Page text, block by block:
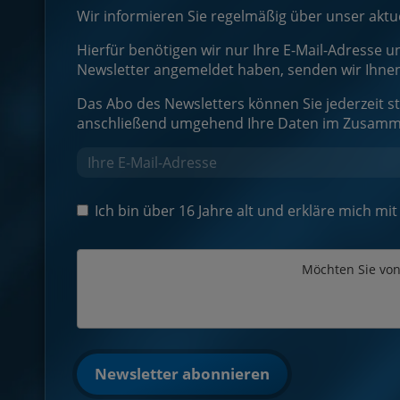
Wir informieren Sie regelmäßig über unser
Hierfür benötigen wir nur Ihre E-Mail-Adresse
Newsletter angemeldet haben, senden wir
Das Abo des Newsletters können Sie jederzeit
anschließend umgehend Ihre Daten im
Ich bin über 16 Jahre alt und erkläre mich
Möchten Sie von
Newsletter abonnieren